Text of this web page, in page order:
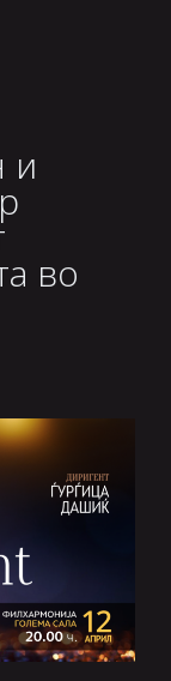
и
во